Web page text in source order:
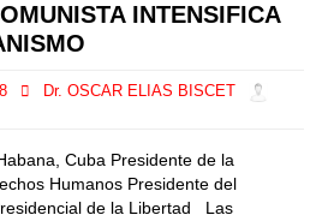
INTENSIFICA
Dr. OSCAR ELIAS BISCET
Cuba Presidente de la
Humanos Presidente del
de la Libertad Las